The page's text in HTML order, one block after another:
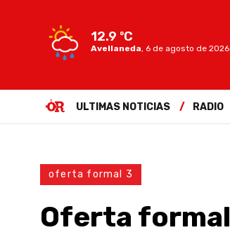
12.9 ºC
Avellaneda, 6 de agosto de 2026
ULTIMAS NOTICIAS RADIO
oferta formal 3
Oferta formal